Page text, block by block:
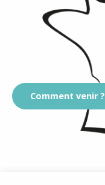
Comment venir ?